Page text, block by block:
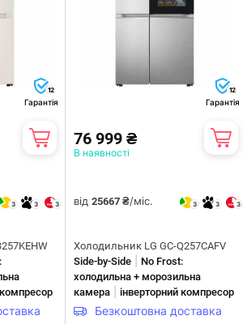
12
Гарантія
3 3 3
12
Гарантія
76 999 ₴
В наявності
від 25667 ₴/міс. 3 3 3
Холодильник LG GC-Q257CAFV
Side-by-Side
No Frost:
холодильна + морозильна
камера
інверторний компресор
Безкоштовна доставка